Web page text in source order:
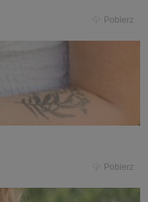
Pobierz
Pobierz